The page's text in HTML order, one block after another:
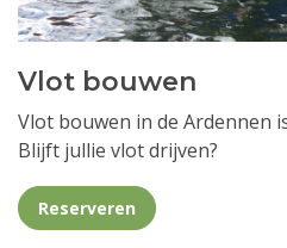
Vlot bouwen
Vlot bouwen in de Ardennen
Blijft jullie vlot drijven?
Reserveren